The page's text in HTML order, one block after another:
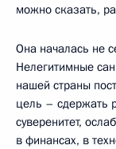
можно сказать,
Она началась не
Нелегитимные
нашей страны
цель – сдержать
суверенитет,
в финансах, в